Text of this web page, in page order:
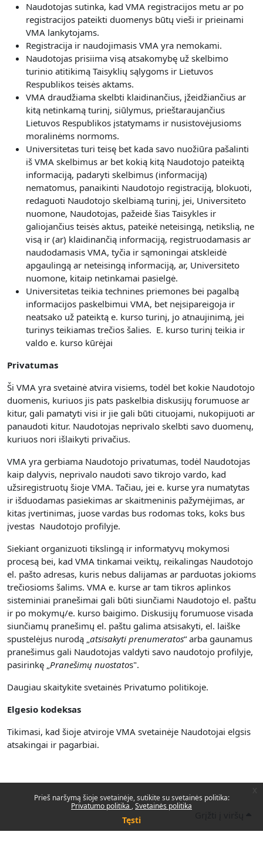
Prieš naršymą šioje svetainėje, sutikite su svetainės politika:
Privatumo politika Svetainės politika
Tęsti
Naudotojas sutinka, kad VMA registracijos metu ar po
registracijos pateikti duomenys būtų vieši ir prieinami
VMA lankytojams.
Registracija ir naudojimasis VMA yra nemokami.
Naudotojas prisiima visą atsakomybę už skelbimo
turinio atitikimą Taisyklių sąlygoms ir Lietuvos
Respublikos teisės aktams.
VMA draudžiama skelbti klaidinančius, įžeidžiančius ar
kitą netinkamą turinį, siūlymus, prieštaraujančius
Lietuvos Respublikos įstatymams ir nusistovėjusioms
moralinėms normoms.
Universitetas turi teisę bet kada savo nuožiūra pašalinti
iš VMA skelbimus ar bet kokią kitą Naudotojo pateiktą
informaciją, padaryti skelbimus (informaciją)
nematomus, panaikinti Naudotojo registraciją, blokuoti,
redaguoti Naudotojo skelbiamą turinį, jei, Universiteto
nuomone, Naudotojas, pažeidė šias Taisykles ir
galiojančius teisės aktus, pateikė neteisingą, netikslią, ne
visą ir (ar) klaidinančią informaciją, registruodamasis ar
naudodamasis VMA, tyčia ir sąmoningai atskleidė
apgaulingą ar neteisingą informaciją, ar, Universiteto
nuomone, kitaip netinkamai pasielgė.
Universitetas teikia technines priemones bei pagalbą
informacijos paskelbimui VMA, bet neįsipareigoja ir
neatsako už pateiktą e. kurso turinį, jo atnaujinimą, jei
turinys teikiamas trečios šalies. E. kurso turinį teikia ir
valdo e. kurso kūrėjai
Privatumas
Ši VMA yra svetainė atvira visiems, todėl bet kokie Naudotojo
duomenis, kuriuos jis pats paskelbia diskusijų forumuose ar
kitur, gali pamatyti visi ir jie gali būti cituojami, nukopijuoti ar
panaudoti kitur. Naudotojas neprivalo skelbti savo duomenų,
kuriuos nori išlaikyti privačius.
VMA yra gerbiama Naudotojo privatumas, todėl Naudotojas
kaip dalyvis, neprivalo naudoti savo tikrojo vardo, kad
užsiregistruotų šioje VMA. Tačiau, jei e. kurse yra numatytas
ir išduodamas pasiekimas ar skaitmeninis pažymėjimas, ar
kitas įvertinimas, juose vardas bus rodomas toks, koks bus
įvestas Naudotojo profilyje.
Siekiant organizuoti tikslingą ir informatyvų mokymosi
procesą bei, kad VMA tinkamai veiktų, reikalingas Naudotojo
el. pašto adresas, kuris nebus dalijamas ar parduotas jokioms
trečiosioms šalims. VMA e. kurse ar tam tikros aplinkos
sisteminiai pranešimai gali būti siunčiami Naudotojo el. paštu
ir po mokymų/e. kurso baigimo. Diskusijų forumuose visada
siunčiamų pranešimų el. paštu galima atsisakyti, el. laiške
spustelėjus nurodą „atsisakyti prenumeratos“ arba gaunamus
pranešimus gali Naudotojas valdyti savo naudotojo profilyje,
pasirinkę „Pranešimų nuostatos".
Daugiau skaitykite svetainės Privatumo politikoje.
Elgesio kodeksas
Tikimasi, kad šioje atviroje VMA svetainėje Naudotojai elgsis
atsakingai ir pagarbiai.